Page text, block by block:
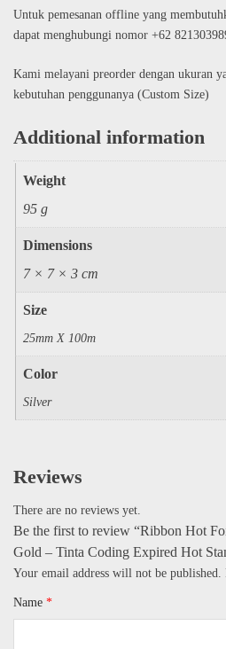
Untuk pemesanan offline yang
dapat menghubungi nomor +62
Kami melayani preorder dengan ukuran
kebutuhan penggunanya (Custom Size)
Additional information
Weight
95 g
Dimensions
7 × 7 × 3 cm
Size
25mm X 100m
Color
Silver
Reviews
There are no reviews yet.
Be the first to review “Ribbon Hot
Gold – Tinta Coding Expired Hot
Your email address will not be published.
Name *